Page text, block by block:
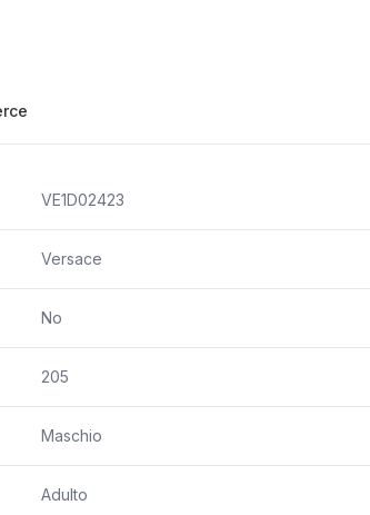
VE1D02423
Versace
No
205
Maschio
Adulto